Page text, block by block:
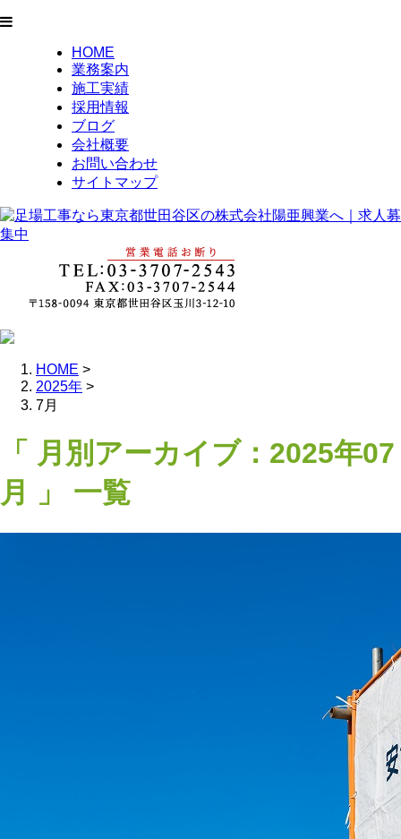
HOME
業務案内
施工実績
採用情報
ブログ
会社概要
お問い合わせ
サイトマップ
HOME >
2025年 >
7月
「 月別アーカイブ：2025年07
月 」 一覧